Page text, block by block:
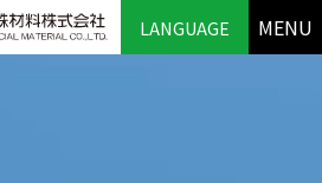
LANGUAGE MENU